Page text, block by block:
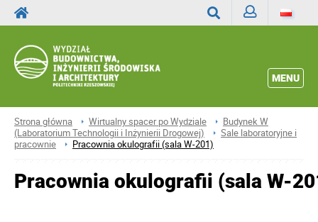
MENU
Strona główna Wirtualny spacer po Wydziale
Budynek W
(Laboratorium Technologii i Inżynierii Drogowej)
Sale laboratoryjne i
pracownie
Pracownia okulografii (sala W-201)
Pracownia okulografii (sala W-